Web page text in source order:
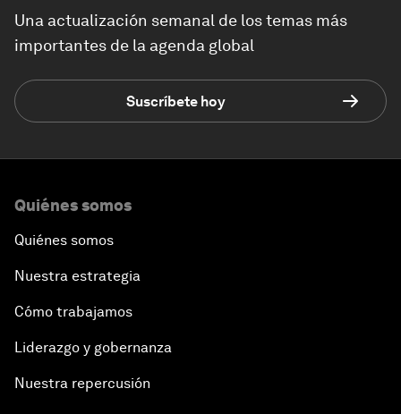
Una actualización semanal de los temas más
importantes de la agenda global
Suscríbete hoy
Quiénes somos
Quiénes somos
Nuestra estrategia
Cómo trabajamos
Liderazgo y gobernanza
Nuestra repercusión